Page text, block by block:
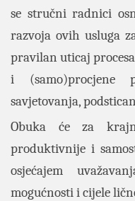
se stručni radnici
razvoja ovih usluga
pravilan uticaj
i (samo)procjene
savjetovanja,
Obuka će za
produktivnije i
osjećajem
mogućnosti i cijele